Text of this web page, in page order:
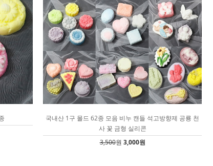
국내산 1구 몰드 62종 모음 비누 캔들 석고방향제 공룡 천
사 꽃 금형 실리콘
3,500원 3,000원